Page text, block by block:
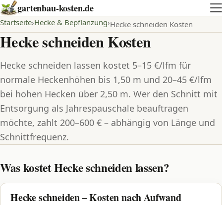
gartenbau-kosten.de
Startseite Hecke & Bepflanzung Hecke schneiden Kosten
Hecke schneiden Kosten
Hecke schneiden lassen kostet 5–15 €/lfm für
normale Heckenhöhen bis 1,50 m und 20–45 €/lfm
bei hohen Hecken über 2,50 m. Wer den Schnitt mit
Entsorgung als Jahrespauschale beauftragen
möchte, zahlt 200–600 € – abhängig von Länge und
Schnittfrequenz.
Was kostet Hecke schneiden lassen?
Hecke schneiden – Kosten nach Aufwand